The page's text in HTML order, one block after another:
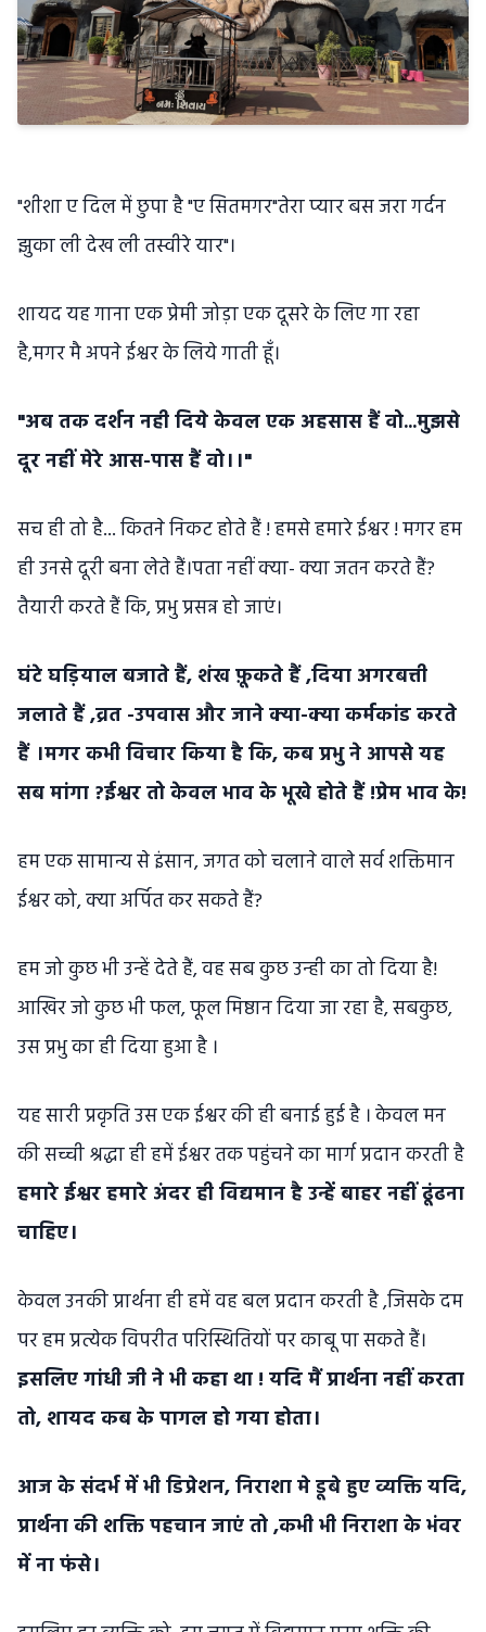
"शीशा ए दिल में छुपा है "ए सितमगर"तेरा प्यार बस जरा गर्दन
झुका ली देख ली तस्वीरे यार"।
शायद यह गाना एक प्रेमी जोड़ा एक दूसरे के लिए गा रहा
है,मगर मै अपने ईश्वर के लिये गाती हूँ।
"अब तक दर्शन नही दिये केवल एक अहसास हैं वो...मुझसे
दूर नहीं मेरे आस-पास हैं वो।।"
सच ही तो है... कितने निकट होते हैं ! हमसे हमारे ईश्वर ! मगर हम
ही उनसे दूरी बना लेते हैं।पता नहीं क्या- क्या जतन करते हैं?
तैयारी करते हैं कि, प्रभु प्रसन्न हो जाएं।
घंटे घड़ियाल बजाते हैं, शंख फ़ूकते हैं ,दिया अगरबत्ती
जलाते हैं ,व्रत -उपवास और जाने क्या-क्या कर्मकांड करते
हैं ।मगर कभी विचार किया है कि, कब प्रभु ने आपसे यह
सब मांगा ?ईश्वर तो केवल भाव के भूखे होते हैं !प्रेम भाव के!
हम एक सामान्य से इंसान, जगत को चलाने वाले सर्व शक्तिमान
ईश्वर को, क्या अर्पित कर सकते हैं?
हम जो कुछ भी उन्हें देते हैं, वह सब कुछ उन्ही का तो दिया है!
आखिर जो कुछ भी फल, फूल मिष्ठान दिया जा रहा है, सबकुछ,
उस प्रभु का ही दिया हुआ है ।
यह सारी प्रकृति उस एक ईश्वर की ही बनाई हुई है । केवल मन
की सच्ची श्रद्धा ही हमें ईश्वर तक पहुंचने का मार्ग प्रदान करती है
हमारे ईश्वर हमारे अंदर ही विद्यमान है उन्हें बाहर नहीं ढूंढना
चाहिए।
केवल उनकी प्रार्थना ही हमें वह बल प्रदान करती है ,जिसके दम
पर हम प्रत्येक विपरीत परिस्थितियों पर काबू पा सकते हैं।
इसलिए गांधी जी ने भी कहा था ! यदि मैं प्रार्थना नहीं करता
तो, शायद कब के पागल हो गया होता।
आज के संदर्भ में भी डिप्रेशन, निराशा मे डूबे हुए व्यक्ति यदि,
प्रार्थना की शक्ति पहचान जाएं तो ,कभी भी निराशा के भंवर
में ना फंसे।